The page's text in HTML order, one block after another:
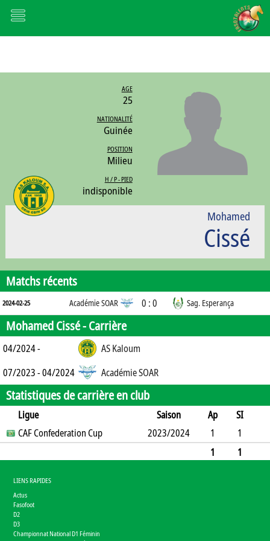
AGE
25
NATIONALITÉ
Guinée
POSITION
Milieu
H / P - PIED
indisponible
Mohamed
Cissé
Matchs récents
2024-02-25 Académie SOAR 0 : 0 Sag. Esperança
Mohamed Cissé -Carrière
04/2024 -
AS Kaloum
07/2023 - 04/2024
Académie SOAR
Statistiques de carrière en club
Ligue Saison Ap
SI
SO
B B A 2J CR Min
CAF Confederation Cup 2023/2024 1
1
661
1
LIENS RAPIDES
Actus
Fasofoot
D2
D3
Championnat National D1 Féminin